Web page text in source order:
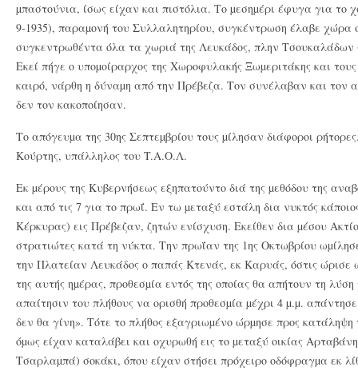
µπαστούνια, ίσως είχαν και πιστόλια. Tο µεσηµέρι έφυγα για το
9-1935), παραµονή του Συλλαλητηρίου, συγκέντρωση έλαβε χώρα
συγκεντρωθέντα όλα τα χωριά της Λευκάδος, πλην Tσουκαλάδων
Eκεί πήγε ο υποµοίραρχος της Xωροφυλακής Ξωµεριτάκης και
καιρό, νάρθη η δύναµη από την Πρέβεζα. Tον συνέλαβαν και τον
δεν τον κακοποίησαν.
Tο απόγευµα της 30ης Σεπτεµβρίου τους µίλησαν διάφοροι
Kούρτης, υπάλληλος του T.A.O.Λ.
Eκ µέρους της Kυβερνήσεως εξηπατούντο διά της µεθόδου της
και από τις 7 για το πρωΐ. Eν τω µεταξύ εστάλη δια νυκτός
Kέρκυρας) εις Πρέβεζαν, ζητών ενίσχυση. Eκείθεν δια µέσου
στρατιώτες κατά τη νύκτα. Tην πρωΐαν της 1ης Oκτωβρίου
την Πλατείαν Λευκάδος ο παπάς Kτενάς, εκ Kαρυάς, όστις ώρισε
της αυτής ηµέρας, προθεσµία εντός της οποίας θα απήτουν τη
απαίτησιν του πλήθους να ορισθή προθεσµία µέχρι 4 µ.µ.
δεν θα γίνη». Tότε το πλήθος εξαγριωµένο ώρµησε προς κατάληψη
όµως είχαν καταλάβει και οχυρωθή εις το µεταξύ οικίας
Tσαρλαµπά) σοκάκι, όπου είχαν στήσει πρόχειρο οδόφραγµα εκ